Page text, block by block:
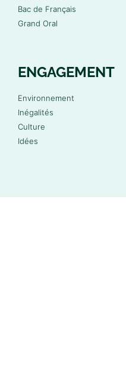
Bac de Français
Grand Oral
ENGAGEMENT
Environnement
Inégalités
Culture
Idées